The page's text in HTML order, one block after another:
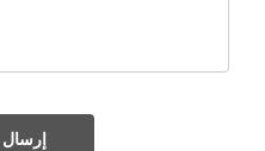
إرسال